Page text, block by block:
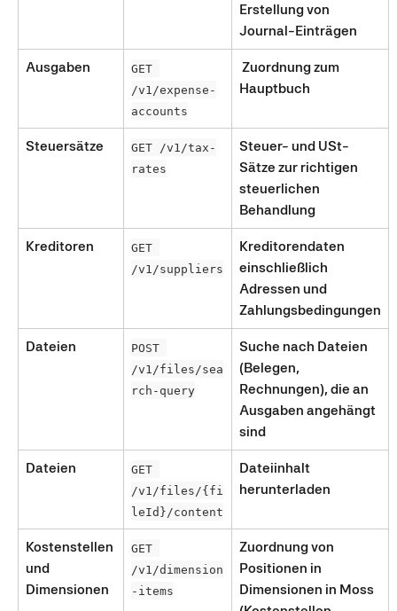
Erstellung von
Journal-Einträgen
Ausgaben
GET
/v1/expense-
accounts
Hauptbuch
Steuersätze
GET /v1/tax-
rates
Steuer- und USt-
Sätze zur richtigen
steuerlichen
Behandlung
Kreditoren
GET
/v1/suppliers
Kreditorendaten
einschließlich
Adressen und
Zahlungsbedingungen
Dateien
POST
/v1/files/sea
rch-query
Suche nach Dateien
(Belegen,
Rechnungen), die an
Ausgaben angehängt
sind
Dateien
GET
/v1/files/{fi
leId}/content
Dateiinhalt
herunterladen
Kostenstellen
und
Dimensionen
GET
/v1/dimension
-items
Zuordnung von
Positionen in
Dimensionen in Moss